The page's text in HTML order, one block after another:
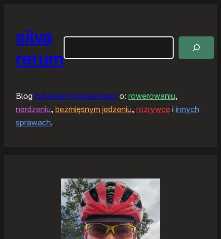
silva
rerum
Blog Łukasza Horodeckiego o: rowerowaniu,
nerdzeniu, bezmięsnym jedzeniu, rozrywce i innych
sprawach.